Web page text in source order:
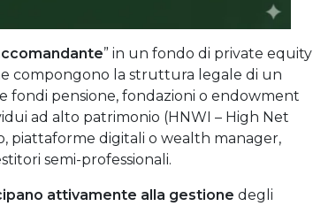
” in un fondo di private equity
compongono la struttura legale di un
fondi pensione, fondazioni o endowment
ad alto patrimonio (HNWI – High Net
piattaforme digitali o wealth manager,
semi-professionali.
attivamente alla gestione degli